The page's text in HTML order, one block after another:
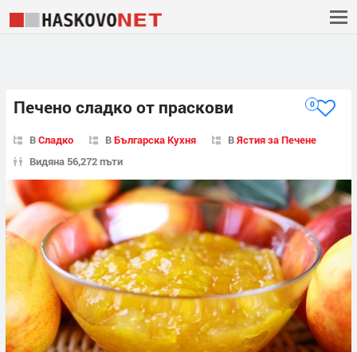
Печено сладко от праскови 0
ВСладко ВБългарска Кухня ВЯстия за Печене
Видяна 56,272 пъти